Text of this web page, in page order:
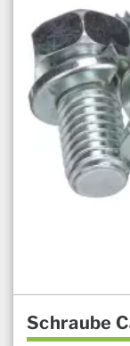
Schraube